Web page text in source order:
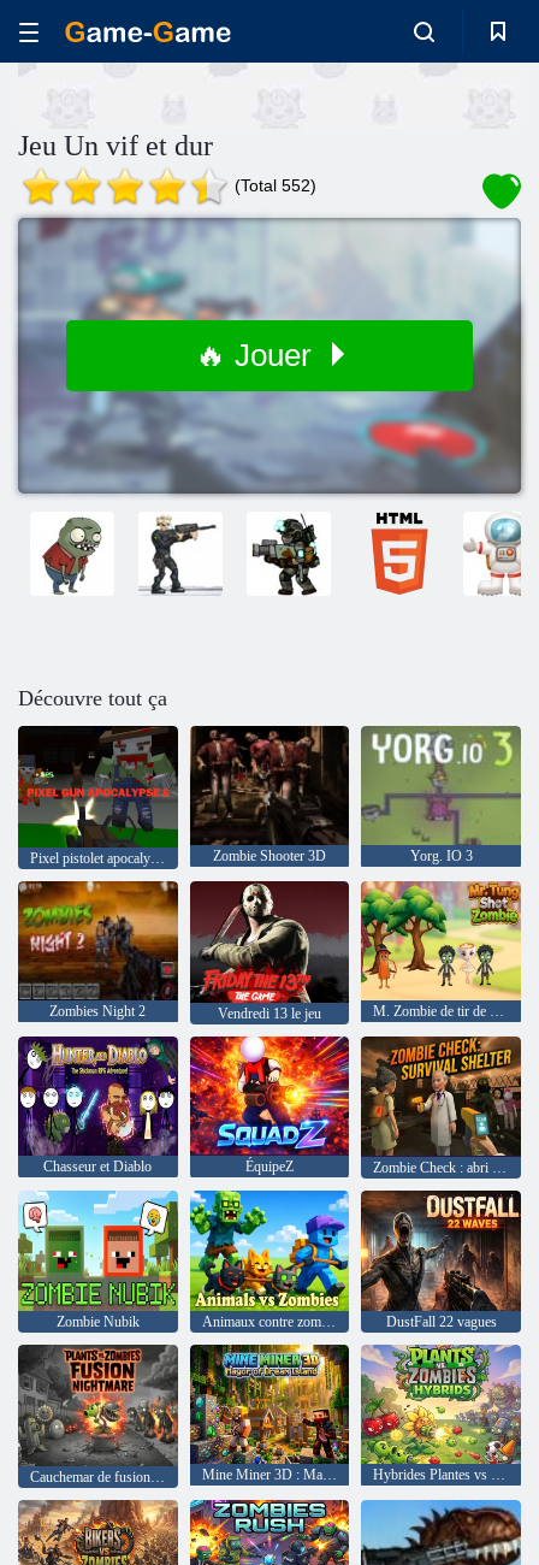
Jeu Un vif et dur
(Total 552)
🔥 Jouer
Découvre tout ça
Pixel pistolet apocalypse 6 Zombie Shooter 3D Yorg. IO 3
Zombies Night 2 Vendredi 13 le jeu M. Zombie de tir de Tung
Chasseur et Diablo ÉquipeZ Zombie Check : abri de survie
Zombie Nubik Animaux contre zombies DustFall 22 vagues
Mine Miner 3D : Maire de Dream Island Hybrides Plantes vs Zombies